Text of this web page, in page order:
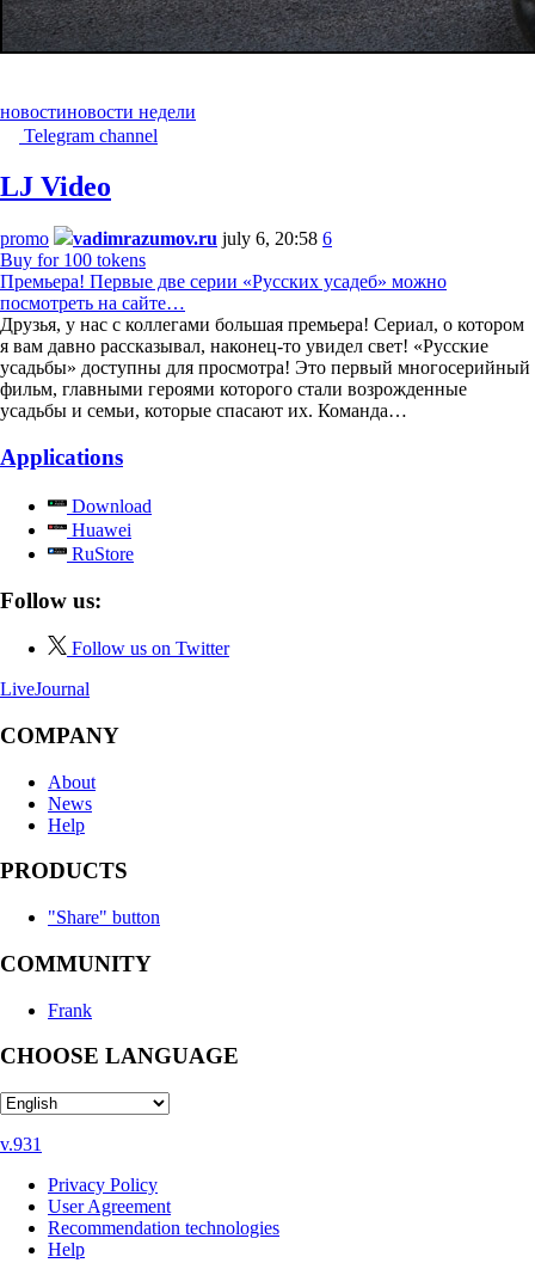
новостиновости недели
Telegram channel
LJ Video
promo vadimrazumov.ru july 6, 20:58 6
Buy for 100 tokens
Премьера! Первые две серии «Русских усадеб» можно
посмотреть на сайте…
Друзья, у нас с коллегами большая премьера! Сериал, о котором
я вам давно рассказывал, наконец-то увидел свет! «Русские
усадьбы» доступны для просмотра! Это первый многосерийный
фильм, главными героями которого стали возрожденные
усадьбы и семьи, которые спасают их. Команда…
Applications
Download
Huawei
RuStore
Follow us:
Follow us on Twitter
LiveJournal
COMPANY
About
News
Help
PRODUCTS
"Share" button
COMMUNITY
Frank
CHOOSE LANGUAGE
v.931
Privacy Policy
User Agreement
Recommendation technologies
Help